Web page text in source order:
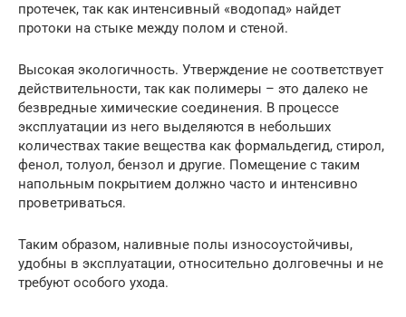
протечек, так как интенсивный «водопад» найдет
протоки на стыке между полом и стеной.
Высокая экологичность. Утверждение не соответствует
действительности, так как полимеры – это далеко не
безвредные химические соединения. В процессе
эксплуатации из него выделяются в небольших
количествах такие вещества как формальдегид, стирол,
фенол, толуол, бензол и другие. Помещение с таким
напольным покрытием должно часто и интенсивно
проветриваться.
Таким образом, наливные полы износоустойчивы,
удобны в эксплуатации, относительно долговечны и не
требуют особого ухода.